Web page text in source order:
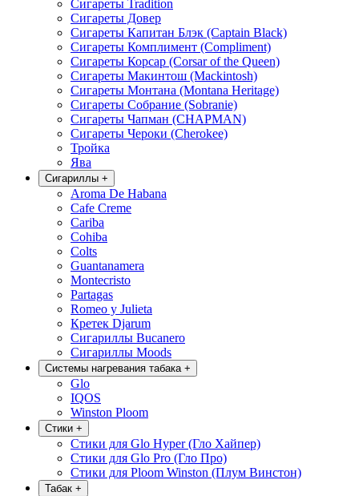
Сигареты Tradition
Сигареты Довер
Сигареты Капитан Блэк (Captain Black)
Сигареты Комплимент (Compliment)
Сигареты Корсар (Corsar of the Queen)
Сигареты Макинтош (Mackintosh)
Сигареты Монтана (Montana Heritage)
Сигареты Собрание (Sobranie)
Сигареты Чапман (CHAPMAN)
Сигареты Чероки (Cherokee)
Тройка
Ява
Сигариллы +
Aroma De Habana
Cafe Creme
Cariba
Cohiba
Colts
Guantanamera
Montecristo
Partagas
Romeo y Julieta
Кретек Djarum
Сигариллы Bucanero
Сигариллы Moods
Системы нагревания табака +
Glo
IQOS
Winston Ploom
Стики +
Стики для Glo Hyper (Гло Хайпер)
Стики для Glo Pro (Гло Про)
Стики для Ploom Winston (Плум Винстон)
Табак +